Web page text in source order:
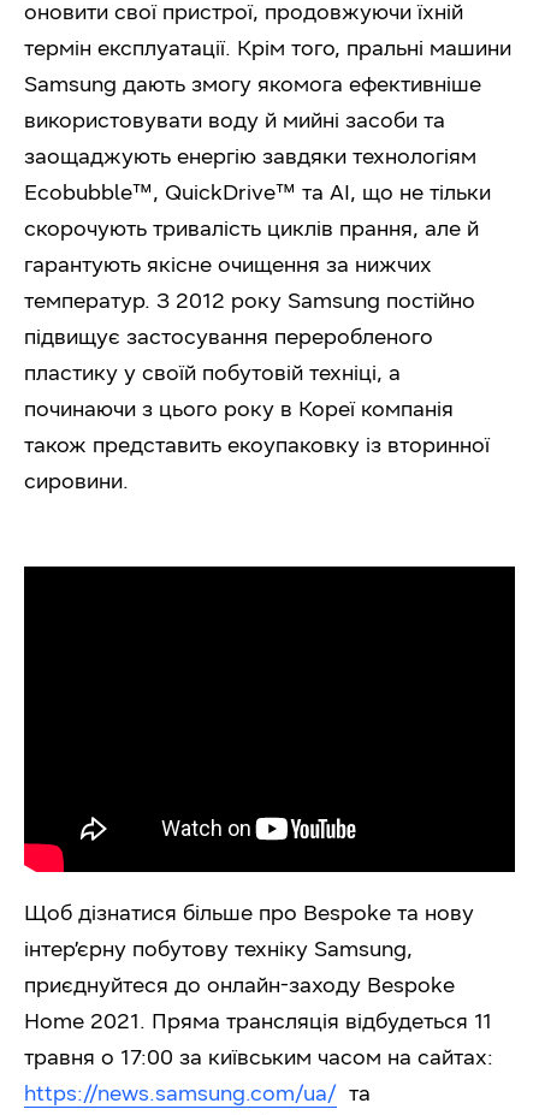
оновити свої пристрої, продовжуючи їхній
термін експлуатації. Крім того, пральні машини
Samsung дають змогу якомога ефективніше
використовувати воду й мийні засоби та
заощаджують енергію завдяки технологіям
Ecobubble™, QuickDrive™ та AI, що не тільки
скорочують тривалість циклів прання, але й
гарантують якісне очищення за нижчих
температур. З 2012 року Samsung постійно
підвищує застосування переробленого
пластику у своїй побутовій техніці, а
починаючи з цього року в Кореї компанія
також представить екоупаковку із вторинної
сировини.
Щоб дізнатися більше про Bespoke та нову
інтер’єрну побутову техніку Samsung,
приєднуйтеся до онлайн-заходу Bespoke
Home 2021. Пряма трансляція відбудеться 11
травня о 17:00 за київським часом на сайтах:
https://news.samsung.com/ua/ та